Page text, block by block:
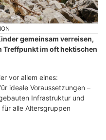
gemeinsam verreisen,
Treffpunkt im oft hektischen
vor allem eines:
ideale Voraussetzungen –
Infrastruktur und
alle Altersgruppen